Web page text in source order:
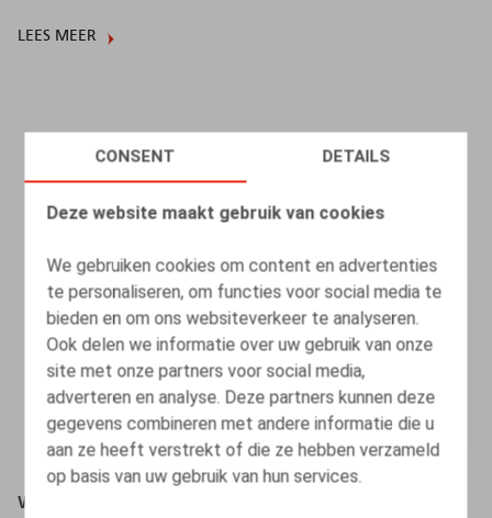
CONSENT DETAILS
Deze website maakt gebruik van cookies
We gebruiken cookies om content en advertenties
te personaliseren, om functies voor social media te
bieden en om ons websiteverkeer te analyseren.
Ook delen we informatie over uw gebruik van onze
site met onze partners voor social media,
adverteren en analyse. Deze partners kunnen deze
gegevens combineren met andere informatie die u
aan ze heeft verstrekt of die ze hebben verzameld
op basis van uw gebruik van hun services.
LEES MEER
Webinar "Beroep doen op externe dienstverleners : 6